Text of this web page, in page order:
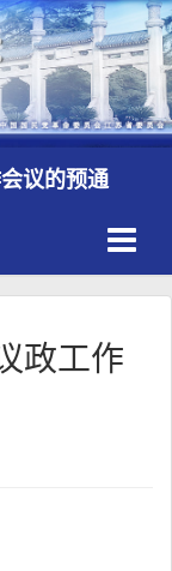
议的预通
政工作